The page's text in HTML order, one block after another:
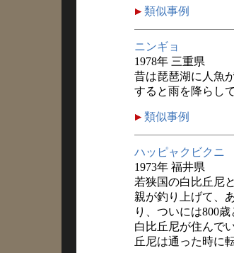
類似事例
ニンギョ
1978年 三重県
昔は琵琶湖に人魚
すると雨を降らし
類似事例
ハッピャクビクニ
1973年 福井県
若狭国の白比丘尼
親が釣り上げて、
り、ついには800
白比丘尼が住んで
丘尼は通った時に